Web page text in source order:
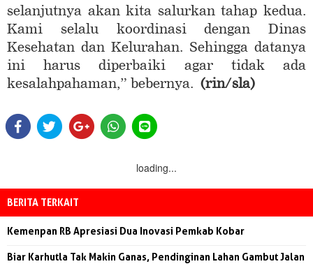
selanjutnya akan kita salurkan tahap kedua.
Kami selalu koordinasi dengan Dinas
Kesehatan dan Kelurahan. Sehingga datanya
ini harus diperbaiki agar tidak ada
kesalahpahaman,” bebernya. (rin/sla)
loading...
BERITA TERKAIT
Kemenpan RB Apresiasi Dua Inovasi Pemkab Kobar
Biar Karhutla Tak Makin Ganas, Pendinginan Lahan Gambut Jalan